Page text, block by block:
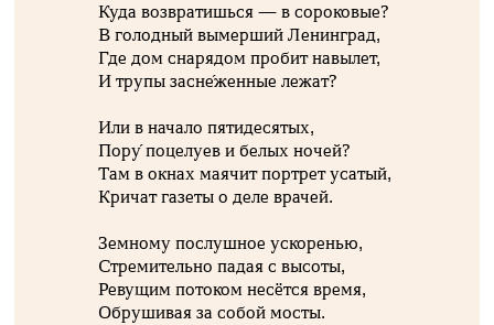
Куда возвратишься — в сороковые?
В голодный вымерший Ленинград,
Где дом снарядом пробит навылет,
И трупы засне́женные лежат?
Или в начало пятидесятых,
Пору́ поцелуев и белых ночей?
Там в окнах маячит портрет усатый,
Кричат газеты о деле врачей.
Земному послушное ускоренью,
Стремительно падая с высоты,
Ревущим потоком несётся время,
Обрушивая за собой мосты.